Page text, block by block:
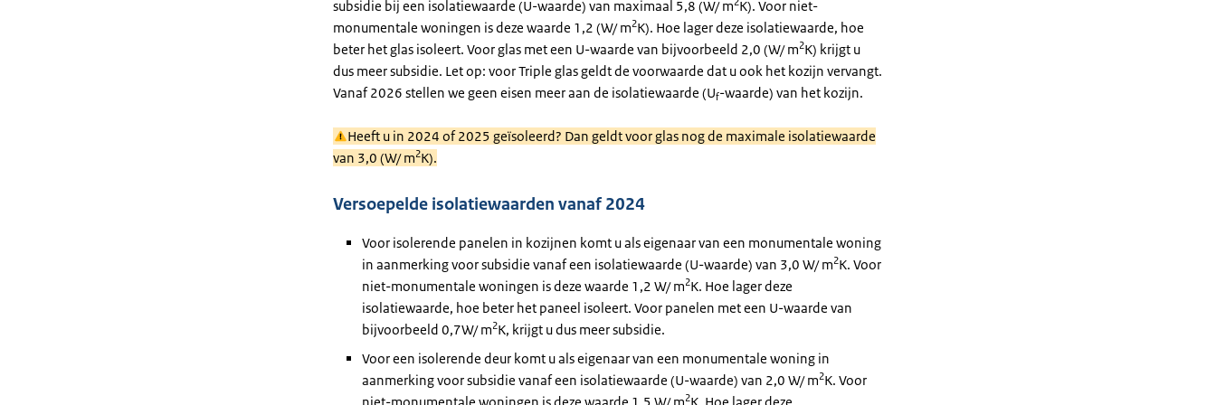
subsidie bij een isolatiewaarde (U-waarde) van maximaal 5,8 (W/ m K). Voor niet-
monumentale woningen is deze waarde 1,2 (W/ m2K). Hoe lager deze isolatiewaarde, hoe
beter het glas isoleert. Voor glas met een U-waarde van bijvoorbeeld 2,0 (W/ m2K) krijgt u
dus meer subsidie. Let op: voor Triple glas geldt de voorwaarde dat u ook het kozijn vervangt.
Vanaf 2026 stellen we geen eisen meer aan de isolatiewaarde (Uf-waarde) van het kozijn.
Heeft u in 2024 of 2025 geïsoleerd? Dan geldt voor glas nog de maximale isolatiewaarde
van 3,0 (W/ m2K).
Versoepelde isolatiewaarden vanaf 2024
Voor isolerende panelen in kozijnen komt u als eigenaar van een monumentale woning
in aanmerking voor subsidie vanaf een isolatiewaarde (U-waarde) van 3,0 W/ m2K. Voor
niet-monumentale woningen is deze waarde 1,2 W/ m2K. Hoe lager deze
isolatiewaarde, hoe beter het paneel isoleert. Voor panelen met een U-waarde van
bijvoorbeeld 0,7W/ m2K, krijgt u dus meer subsidie.
Voor een isolerende deur komt u als eigenaar van een monumentale woning in
aanmerking voor subsidie vanaf een isolatiewaarde (U-waarde) van 2,0 W/ m2K. Voor
2